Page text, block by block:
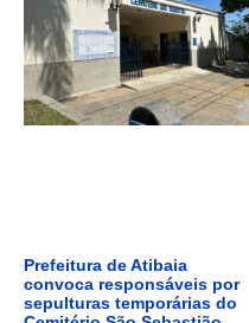
Prefeitura de Atibaia
convoca responsáveis por
sepulturas temporárias do